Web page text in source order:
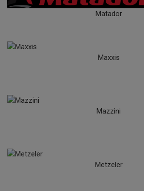
Matador
Maxxis
Mazzini
Metzeler